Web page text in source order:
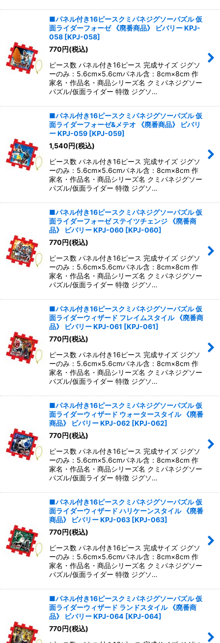
■パネル付き16ピースクミパネジグソーパズル 仮
面ライダーフォーゼ 《廃番商品》 ビバリー KPJ-
058 [KPJ-058]
770円(税込)
ピース数 パネル付き16ピース 完成サイズ ジグソ
ーのみ：5.6cm×5.6cmパネル含：8cm×8cm 作
家名・作品名・商品シリーズ名 クミパネジグソー
パズル/仮面ライダー 特徴 ジグソ…
■パネル付き16ピースクミパネジグソーパズル 仮
面ライダーフォーゼ&メテオ 《廃番商品》 ビバリ
ー KPJ-059 [KPJ-059]
1,540円(税込)
ピース数 パネル付き16ピース 完成サイズ ジグソ
ーのみ：5.6cm×5.6cmパネル含：8cm×8cm 作
家名・作品名・商品シリーズ名 クミパネジグソー
パズル/仮面ライダー 特徴 ジグソ…
■パネル付き16ピースクミパネジグソーパズル 仮
面ライダーフォーゼ ステイツチェンジ 《廃番商
品》 ビバリー KPJ-060 [KPJ-060]
770円(税込)
ピース数 パネル付き16ピース 完成サイズ ジグソ
ーのみ：5.6cm×5.6cmパネル含：8cm×8cm 作
家名・作品名・商品シリーズ名 クミパネジグソー
パズル/仮面ライダー 特徴 ジグソ…
■パネル付き16ピースクミパネジグソーパズル 仮
面ライダーウィザード フレイムスタイル 《廃番商
品》 ビバリー KPJ-061 [KPJ-061]
770円(税込)
ピース数 パネル付き16ピース 完成サイズ ジグソ
ーのみ：5.6cm×5.6cmパネル含：8cm×8cm 作
家名・作品名・商品シリーズ名 クミパネジグソー
パズル/仮面ライダー 特徴 ジグソ…
■パネル付き16ピースクミパネジグソーパズル 仮
面ライダーウィザード ウォータースタイル 《廃番
商品》 ビバリー KPJ-062 [KPJ-062]
770円(税込)
ピース数 パネル付き16ピース 完成サイズ ジグソ
ーのみ：5.6cm×5.6cmパネル含：8cm×8cm 作
家名・作品名・商品シリーズ名 クミパネジグソー
パズル/仮面ライダー 特徴 ジグソ…
■パネル付き16ピースクミパネジグソーパズル 仮
面ライダーウィザード ハリケーンスタイル 《廃番
商品》 ビバリー KPJ-063 [KPJ-063]
770円(税込)
ピース数 パネル付き16ピース 完成サイズ ジグソ
ーのみ：5.6cm×5.6cmパネル含：8cm×8cm 作
家名・作品名・商品シリーズ名 クミパネジグソー
パズル/仮面ライダー 特徴 ジグソ…
■パネル付き16ピースクミパネジグソーパズル 仮
面ライダーウィザード ランドスタイル 《廃番商
品》 ビバリー KPJ-064 [KPJ-064]
770円(税込)